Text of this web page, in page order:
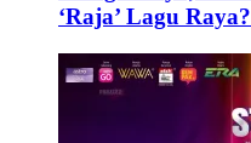
‘Raja’ Lagu